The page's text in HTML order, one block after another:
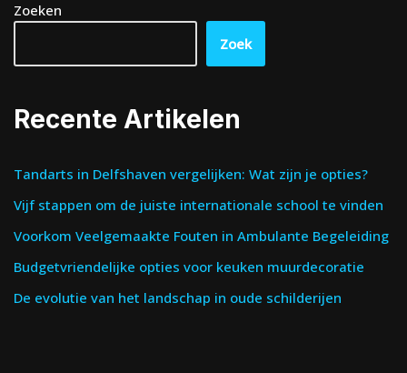
Zoeken
Zoek
Recente Artikelen
Tandarts in Delfshaven vergelijken: Wat zijn je opties?
Vijf stappen om de juiste internationale school te vinden
Voorkom Veelgemaakte Fouten in Ambulante Begeleiding
Budgetvriendelijke opties voor keuken muurdecoratie
De evolutie van het landschap in oude schilderijen